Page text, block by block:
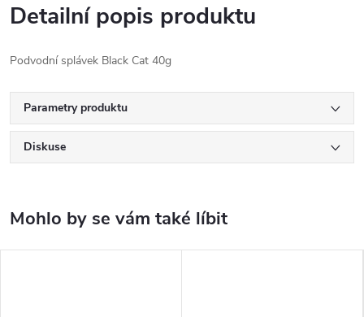
Detailní popis produktu
Podvodní splávek Black Cat 40g
Parametry produktu
Diskuse